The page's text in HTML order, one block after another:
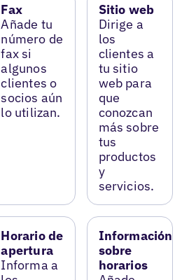
Fax
Añade tu
número de
fax si
algunos
clientes o
socios aún
lo utilizan.
Sitio web
Dirige a
los
clientes a
tu sitio
web para
que
conozcan
más sobre
tus
productos
y
servicios.
Horario de
apertura
Informa a
Información
sobre
horarios